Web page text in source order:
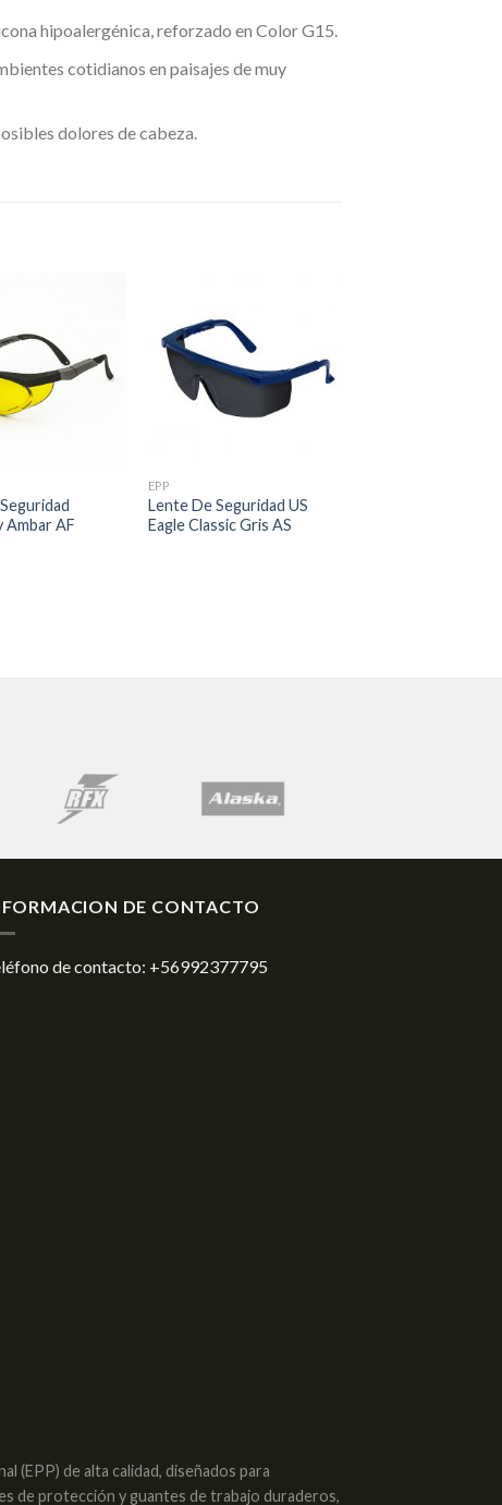
hipoalergénica, reforzado en Color G15.
cotidianos en paisajes de muy
dolores de cabeza.
Ambar AF
EPP
Lente De Seguridad US
Eagle Classic Gris AS
DE CONTACTO
de contacto: +56992377795
(EPP) de alta calidad, diseñados para
de protección y guantes de trabajo duraderos,